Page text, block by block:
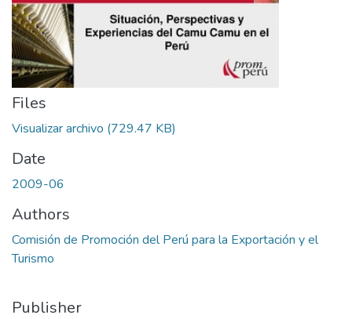
Files
Visualizar archivo (729.47 KB)
Date
2009-06
Authors
Comisión de Promoción del Perú para la Exportación y el
Turismo
Publisher